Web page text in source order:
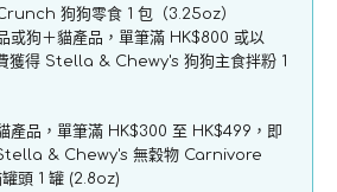
狗狗零食 1 包（3.25oz）
或狗＋貓產品，單筆滿 HK$800 或以
獲得 Stella & Chewy's 狗狗主食拌粉 1
產品，單筆滿 HK$300 至 HK$499，即
& Chewy's 無穀物 Carnivore
頭 1 罐 (2.8oz)